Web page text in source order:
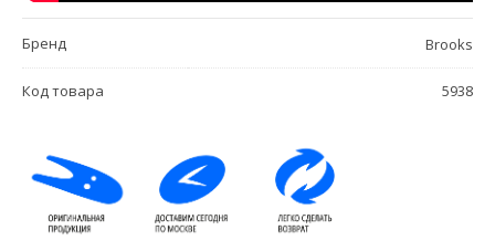
Бренд Brooks
Код товара 5938